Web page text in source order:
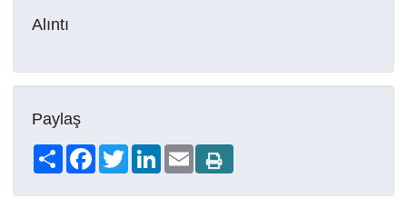
Alıntı
Paylaş
Share FacebookTwitterLinkedIn
Email